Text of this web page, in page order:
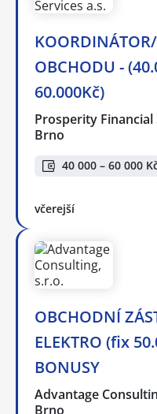
OBCHODU -
60.000Kč)
Prosperity Financial
Brno
40 000 – 60 000
včerejší
OBCHODNÍ
ELEKTRO (fix
BONUSY
Advantage
Brno